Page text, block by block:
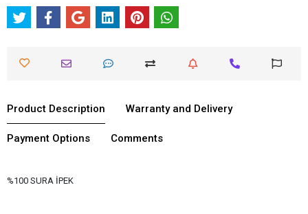
Product Description Warranty and Delivery
Payment Options Comments
%100 SURA İPEK